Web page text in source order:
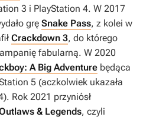
3 i PlayStation 4. W 2017
grę Snake Pass, z kolei w
Crackdown 3, do którego
fabularną. W 2020
A Big Adventure będąca
5 (aczkolwiek ukazała
Rok 2021 przyniósł
& Legends, czyli